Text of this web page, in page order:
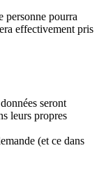
personne pourra
effectivement pris
seront
leurs propres
(et ce dans